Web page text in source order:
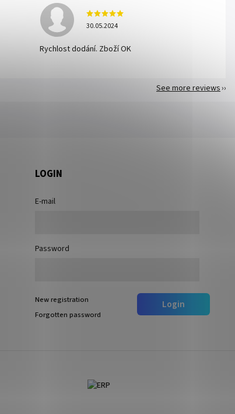
30.05.2024
Rychlost dodání. Zboží OK
See more reviews
LOGIN
E-mail
Password
Login
New registration
Forgotten password